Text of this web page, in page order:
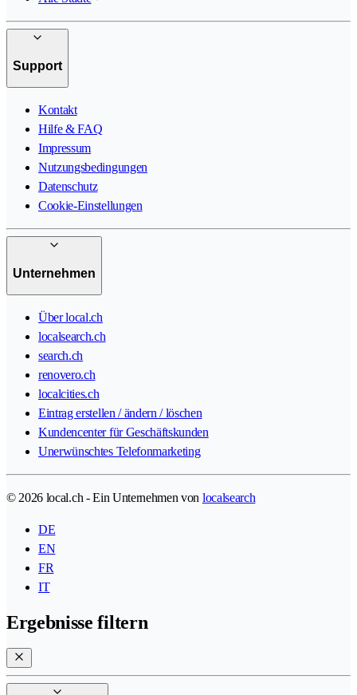
Support
Kontakt
Hilfe & FAQ
Impressum
Nutzungsbedingungen
Datenschutz
Cookie-Einstellungen
Unternehmen
Über local.ch
localsearch.ch
search.ch
renovero.ch
localcities.ch
Eintrag erstellen / ändern / löschen
Kundencenter für Geschäftskunden
Unerwünschtes Telefonmarketing
© 2026 local.ch - Ein Unternehmen von localsearch
DE
EN
FR
IT
Ergebnisse filtern